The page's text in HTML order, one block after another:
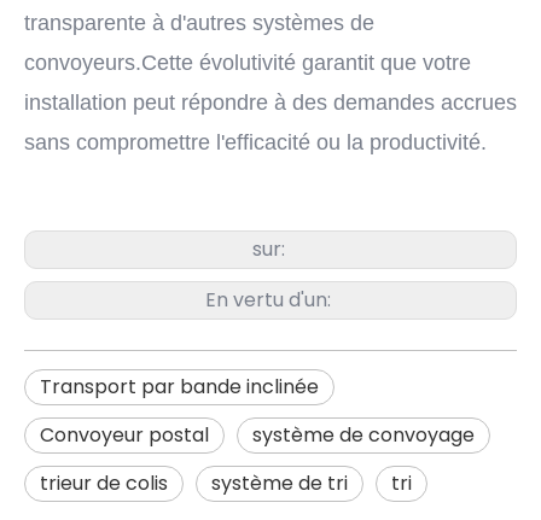
transparente à d'autres systèmes de
convoyeurs.Cette évolutivité garantit que votre
installation peut répondre à des demandes accrues
sans compromettre l'efficacité ou la productivité.
sur:
En vertu d'un:
Transport par bande inclinée
Convoyeur postal
système de convoyage
trieur de colis
système de tri tri